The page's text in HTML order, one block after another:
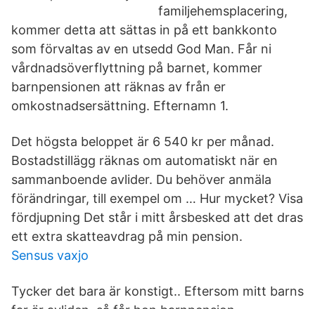
familjehemsplacering,
kommer detta att sättas in på ett bankkonto
som förvaltas av en utsedd God Man. Får ni
vårdnadsöverflyttning på barnet, kommer
barnpensionen att räknas av från er
omkostnadsersättning. Efternamn 1.
Det högsta beloppet är 6 540 kr per månad.
Bostadstillägg räknas om automatiskt när en
sammanboende avlider. Du behöver anmäla
förändringar, till exempel om … Hur mycket? Visa
fördjupning Det står i mitt årsbesked att det dras
ett extra skatteavdrag på min pension.
Sensus vaxjo
Tycker det bara är konstigt.. Eftersom mitt barns